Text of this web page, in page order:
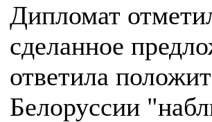
Дипломат
сделанное
ответила
Белоруссии